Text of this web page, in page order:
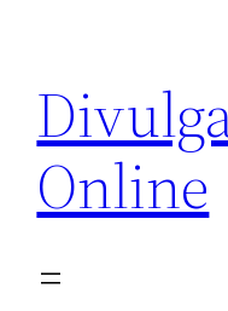
conteúdo
Online